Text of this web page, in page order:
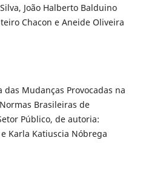
João Halberto Balduino
Chacon e Aneide Oliveira
Mudanças Provocadas na
Brasileiras de
Público, de autoria:
Karla Katiuscia Nóbrega